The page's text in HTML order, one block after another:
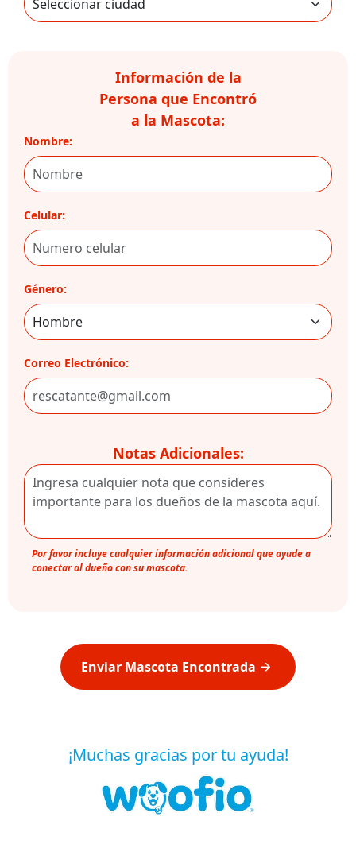
Información de la
Persona que Encontró
a la Mascota:
Nombre:
Celular:
Género:
Correo Electrónico:
Notas Adicionales:
Por favor incluye cualquier información adicional que ayude a
conectar al dueño con su mascota.
Enviar Mascota Encontrada
¡Muchas gracias por tu ayuda!